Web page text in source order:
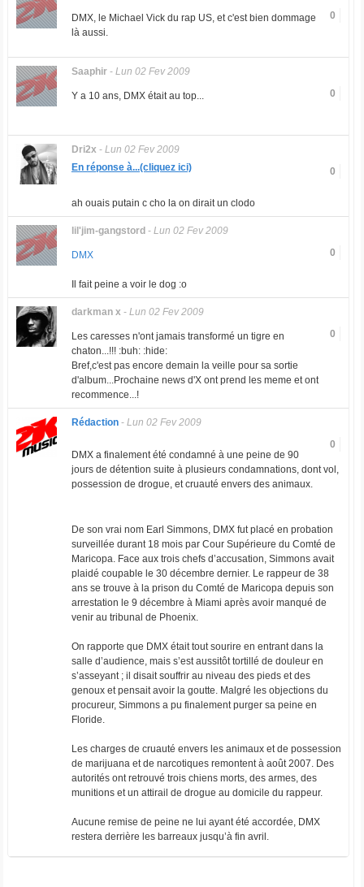
0
DMX, le Michael Vick du rap US, et c'est bien dommage
là aussi.
Saaphir- Lun 02 Fev 2009
0
Y a 10 ans, DMX était au top...
Dri2x - Lun 02 Fev 2009
0
En réponse à...(cliquez ici)
ah ouais putain c cho la on dirait un clodo
lil'jim-gangstord - Lun 02 Fev 2009
0
DMX
Il fait peine a voir le dog :o
darkman x - Lun 02 Fev 2009
0
Les caresses n'ont jamais transformé un tigre en
chaton...!!! :buh: :hide:
Bref,c'est pas encore demain la veille pour sa sortie
d'album...Prochaine news d'X ont prend les meme et ont
recommence...!
Rédaction- Lun 02 Fev 2009
0
DMX a finalement été condamné à une peine de 90
jours de détention suite à plusieurs condamnations, dont vol,
possession de drogue, et cruauté envers des animaux.
De son vrai nom Earl Simmons, DMX fut placé en probation
surveillée durant 18 mois par Cour Supérieure du Comté de
Maricopa. Face aux trois chefs d’accusation, Simmons avait
plaidé coupable le 30 décembre dernier. Le rappeur de 38
ans se trouve à la prison du Comté de Maricopa depuis son
arrestation le 9 décembre à Miami après avoir manqué de
venir au tribunal de Phoenix.
On rapporte que DMX était tout sourire en entrant dans la
salle d’audience, mais s’est aussitôt tortillé de douleur en
s’asseyant ; il disait souffrir au niveau des pieds et des
genoux et pensait avoir la goutte. Malgré les objections du
procureur, Simmons a pu finalement purger sa peine en
Floride.
Les charges de cruauté envers les animaux et de possession
de marijuana et de narcotiques remontent à août 2007. Des
autorités ont retrouvé trois chiens morts, des armes, des
munitions et un attirail de drogue au domicile du rappeur.
Aucune remise de peine ne lui ayant été accordée, DMX
restera derrière les barreaux jusqu’à fin avril.